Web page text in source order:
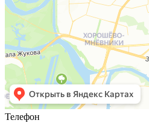
Телефон